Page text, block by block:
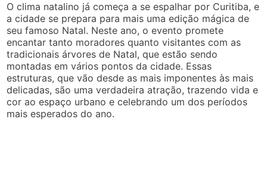
O clima natalino já começa a se espalhar por Curitiba, e
a cidade se prepara para mais uma edição mágica de
seu famoso Natal. Neste ano, o evento promete
encantar tanto moradores quanto visitantes com as
tradicionais árvores de Natal, que estão sendo
montadas em vários pontos da cidade. Essas
estruturas, que vão desde as mais imponentes às mais
delicadas, são uma verdadeira atração, trazendo vida e
cor ao espaço urbano e celebrando um dos períodos
mais esperados do ano.